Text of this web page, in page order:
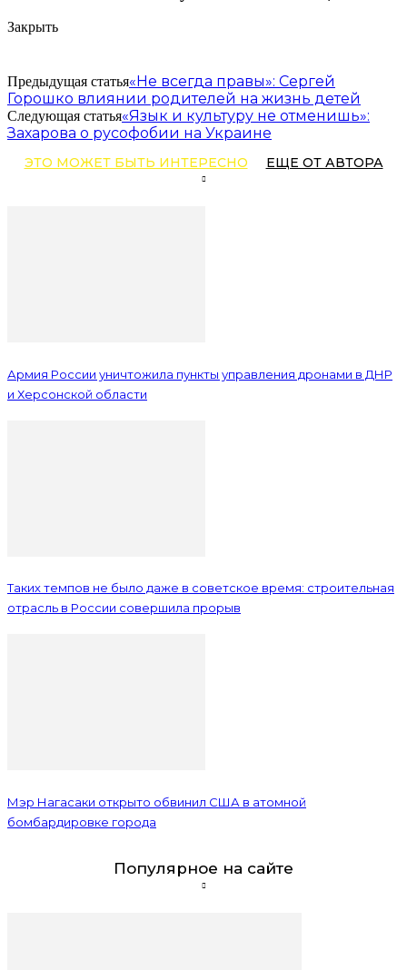
Закрыть
Предыдущая статья«Не всегда правы»: Сергей
Горошко влиянии родителей на жизнь детей
Следующая статья«Язык и культуру не отменишь»:
Захарова о русофобии на Украине
ЭТО МОЖЕТ БЫТЬ ИНТЕРЕСНО ЕЩЕ ОТ АВТОРА
Армия России уничтожила пункты управления дронами в ДНР
и Херсонской области
Таких темпов не было даже в советское время: строительная
отрасль в России совершила прорыв
Мэр Нагасаки открыто обвинил США в атомной
бомбардировке города
Популярное на сайте